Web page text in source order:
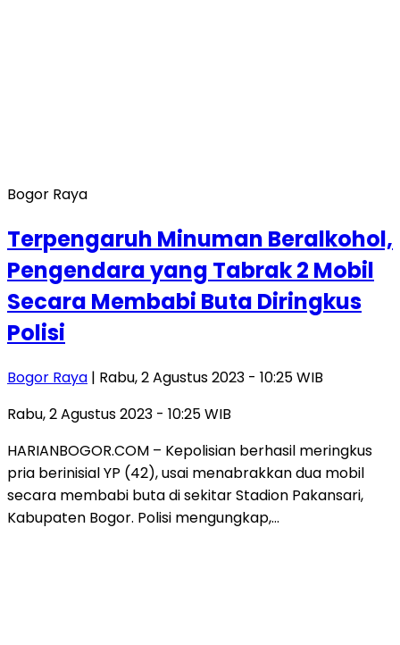
Bogor Raya
Terpengaruh Minuman Beralkohol,
Pengendara yang Tabrak 2 Mobil
Secara Membabi Buta Diringkus
Polisi
Bogor Raya | Rabu, 2 Agustus 2023 - 10:25 WIB
Rabu, 2 Agustus 2023 - 10:25 WIB
HARIANBOGOR.COM – Kepolisian berhasil meringkus
pria berinisial YP (42), usai menabrakkan dua mobil
secara membabi buta di sekitar Stadion Pakansari,
Kabupaten Bogor. Polisi mengungkap,…